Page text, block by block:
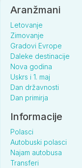
Aranžmani
Letovanje
Zimovanje
Gradovi Evrope
Daleke destinacije
Nova godina
Uskrs i 1. maj
Dan državnosti
Dan primirja
Informacije
Polasci
Autobuski polasci
Najam autobusa
Transferi